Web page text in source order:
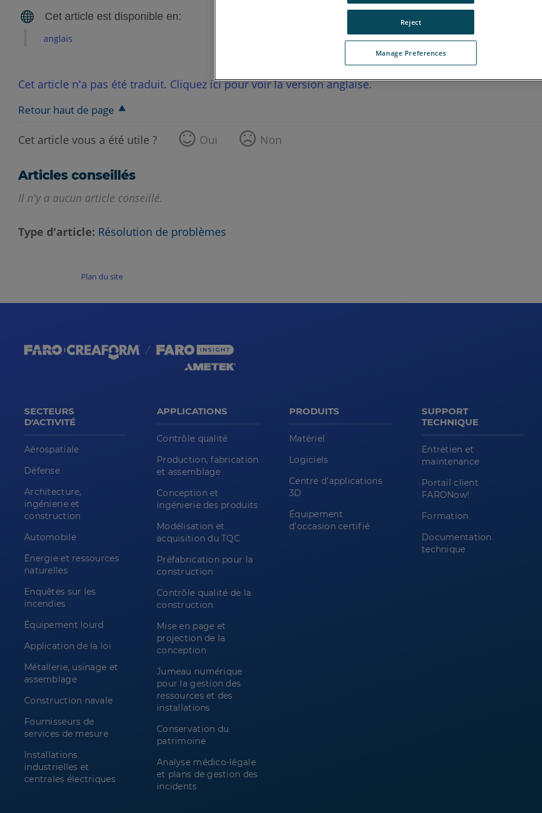
anglais
Cet article n'a pas été traduit. Cliquez ici pour voir la version anglaise.
Retour haut de page
Cet article vous a été utile ? Oui Non
Articles conseillés
Il n'y a aucun article conseillé.
Type d'article Résolution de problèmes
Plan du site
SECTEURS
D'ACTIVITÉ
Aérospatiale
Défense
Architecture,
ingénierie et
construction
Automobile
Énergie et ressources
naturelles
Enquêtes sur les
incendies
Équipement lourd
Application de la loi
Métallerie, usinage et
assemblage
Construction navale
Fournisseurs de
services de mesure
Installations
industrielles et
centrales électriques
APPLICATIONS
Contrôle qualité
Production, fabrication
et assemblage
Conception et
ingénierie des produits
Modélisation et
acquisition du TQC
Préfabrication pour la
construction
Contrôle qualité de la
construction
Mise en page et
projection de la
conception
Jumeau numérique
pour la gestion des
ressources et des
installations
Conservation du
patrimoine
Analyse médico-légale
et plans de gestion des
incidents
PRODUITS
Matériel
Logiciels
Centre d'applications
3D
Équipement
d'occasion certifié
SUPPORT
TECHNIQUE
Entretien et
maintenance
Portail client
FARONow!
Formation
Documentation
technique
Manage Preferences
Reject